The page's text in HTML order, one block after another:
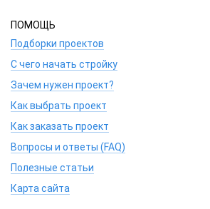
ПОМОЩЬ
Подборки проектов
С чего начать стройку
Зачем нужен проект?
Как выбрать проект
Как заказать проект
Вопросы и ответы (FAQ)
Полезные статьи
Карта сайта